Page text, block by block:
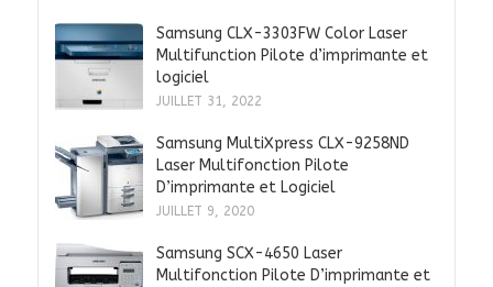
Samsung CLX-3303FW Color Laser
Multifunction Pilote d’imprimante et
logiciel
JUILLET 31, 2022
Samsung MultiXpress CLX-9258ND
Laser Multifonction Pilote
D’imprimante et Logiciel
JUILLET 9, 2020
Samsung SCX-4650 Laser
Multifonction Pilote D’imprimante et